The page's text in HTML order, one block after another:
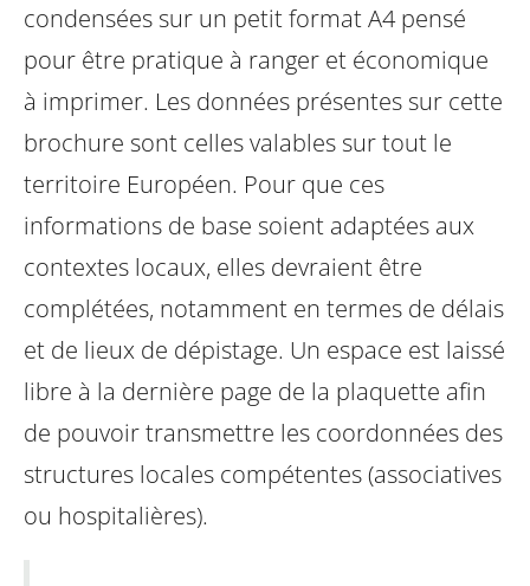
condensées sur un petit format A4 pensé
pour être pratique à ranger et économique
à imprimer. Les données présentes sur cette
brochure sont celles valables sur tout le
territoire Européen. Pour que ces
informations de base soient adaptées aux
contextes locaux, elles devraient être
complétées, notamment en termes de délais
et de lieux de dépistage. Un espace est laissé
libre à la dernière page de la plaquette afin
de pouvoir transmettre les coordonnées des
structures locales compétentes (associatives
ou hospitalières).